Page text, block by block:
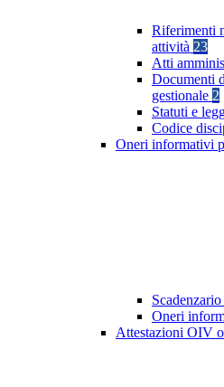
Riferimenti
attività 23
Atti
Documenti
gestionale 2
Statuti e
Codice
Oneri informativi
Oneri
Attestazioni OIV